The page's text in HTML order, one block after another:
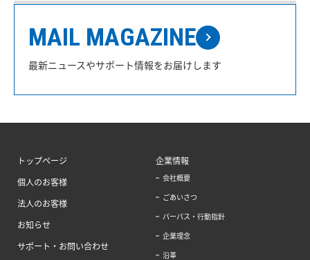
MAIL MAGAZINE
最新ニュースやサポート情報をお届けします
トップページ
個人のお客様
法人のお客様
お知らせ
サポート・お問い合わせ
企業情報
会社概要
ごあいさつ
パーパス・行動指針
企業理念
沿革